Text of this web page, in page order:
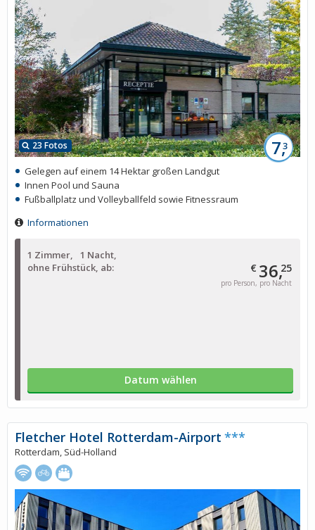
1 Zimmer
1 Nacht
ohne Frühstück, ab:
€ 36,25
pro Person, pro Nacht
Datum wählen
23 Fotos 7,3
Gelegen auf einem 14 Hektar großen Landgut
Innen Pool und Sauna
Fußballplatz und Volleyballfeld sowie Fitnessraum
Informationen
Fletcher Hotel Rotterdam-Airport ***
Rotterdam, Süd-Holland